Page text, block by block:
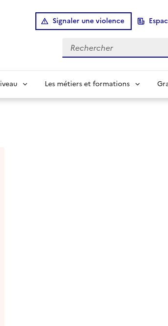
Signaler une violence
Rechercher
Les métiers et formations